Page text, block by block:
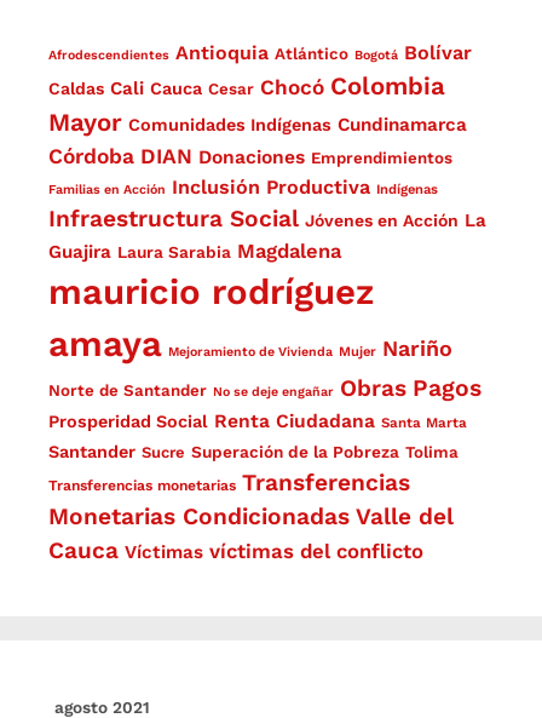
Afrodescendientes Antioquia Atlántico Bogotá Bolívar
Caldas Cali Cauca Cesar Chocó Colombia
Mayor Comunidades Indígenas Cundinamarca
Córdoba DIAN Donaciones Emprendimientos
Familias en Acción Inclusión Productiva Indígenas
Infraestructura Social Jóvenes en Acción La
Guajira Laura Sarabia Magdalena
mauricio rodríguez
amaya Mejoramiento de Vivienda Mujer Nariño
Norte de Santander No se deje engañar Obras Pagos
Prosperidad Social Renta Ciudadana Santa Marta
Santander Sucre Superación de la Pobreza Tolima
Transferencias monetarias Transferencias
Monetarias Condicionadas Valle del
Cauca Víctimas víctimas del conflicto
agosto 2021